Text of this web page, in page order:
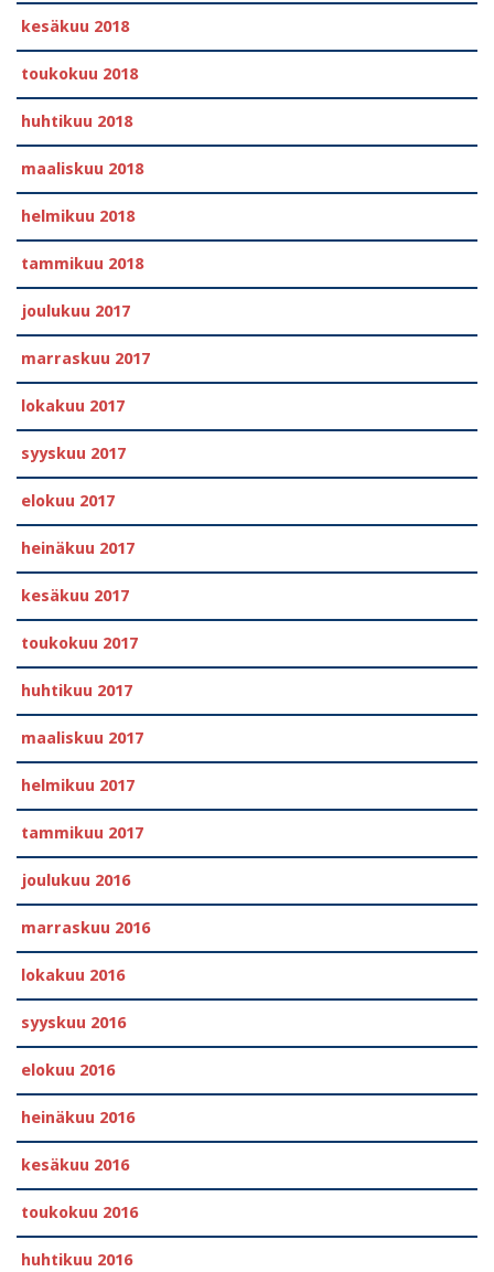
kesäkuu 2018
toukokuu 2018
huhtikuu 2018
maaliskuu 2018
helmikuu 2018
tammikuu 2018
joulukuu 2017
marraskuu 2017
lokakuu 2017
syyskuu 2017
elokuu 2017
heinäkuu 2017
kesäkuu 2017
toukokuu 2017
huhtikuu 2017
maaliskuu 2017
helmikuu 2017
tammikuu 2017
joulukuu 2016
marraskuu 2016
lokakuu 2016
syyskuu 2016
elokuu 2016
heinäkuu 2016
kesäkuu 2016
toukokuu 2016
huhtikuu 2016